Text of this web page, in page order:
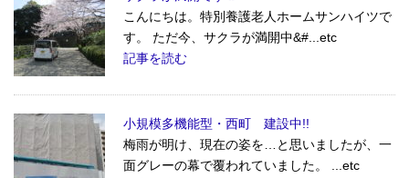
こんにちは。特別養護老人ホームサンハイツで
す。 ただ今、サクラが満開中&#...etc
記事を読む
小規模多機能型・西町 建設中!!
梅雨が明け、現在の姿を…と思いましたが、一
面グレーの幕で覆われていました。 ...etc